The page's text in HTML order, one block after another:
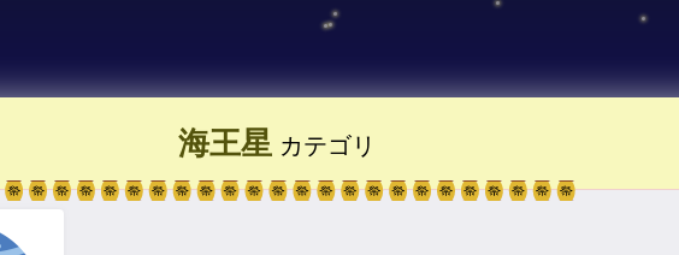
海王星 カテゴリ